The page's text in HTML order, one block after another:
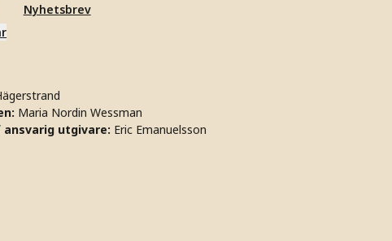
Nyhetsbrev
Maria Nordin Wessman
utgivare: Eric Emanuelsson